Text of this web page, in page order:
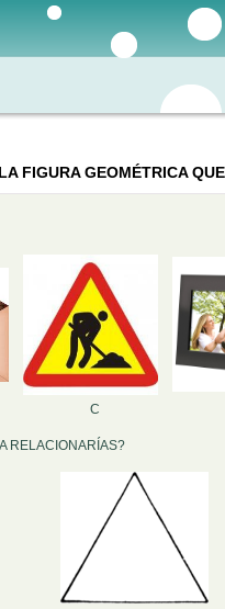
FIGURA GEOMÉTRICA
C
RELACIONARÍAS?